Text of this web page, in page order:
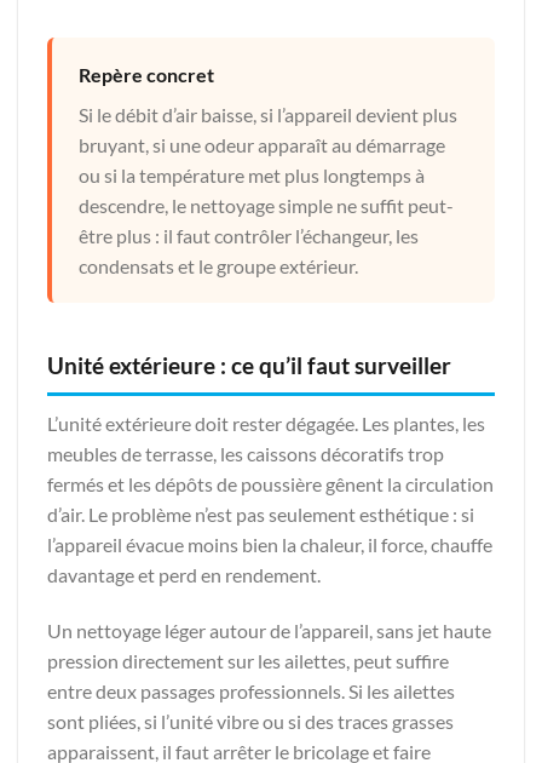
Repère concret
Si le débit d’air baisse, si l’appareil devient plus
bruyant, si une odeur apparaît au démarrage
ou si la température met plus longtemps à
descendre, le nettoyage simple ne suffit peut-
être plus : il faut contrôler l’échangeur, les
condensats et le groupe extérieur.
Unité extérieure : ce qu’il faut surveiller
L’unité extérieure doit rester dégagée. Les plantes, les
meubles de terrasse, les caissons décoratifs trop
fermés et les dépôts de poussière gênent la circulation
d’air. Le problème n’est pas seulement esthétique : si
l’appareil évacue moins bien la chaleur, il force, chauffe
davantage et perd en rendement.
Un nettoyage léger autour de l’appareil, sans jet haute
pression directement sur les ailettes, peut suffire
entre deux passages professionnels. Si les ailettes
sont pliées, si l’unité vibre ou si des traces grasses
apparaissent, il faut arrêter le bricolage et faire